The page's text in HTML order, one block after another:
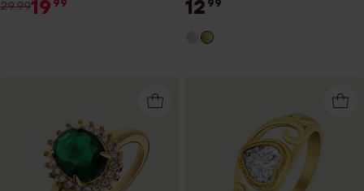
29.9919 99 12 99